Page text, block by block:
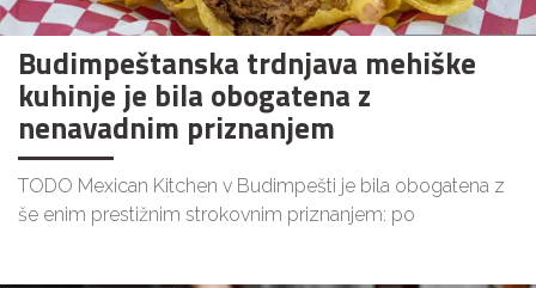
Budimpeštanska trdnjava mehiške
kuhinje je bila obogatena z
nenavadnim priznanjem
TODO Mexican Kitchen v Budimpešti je bila obogatena z
še enim prestižnim strokovnim priznanjem: po